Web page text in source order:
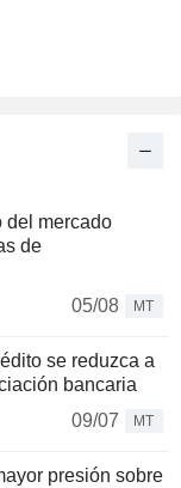
del mercado
de
05/08
MT
se reduzca a
bancaria
09/07
MT
presión sobre